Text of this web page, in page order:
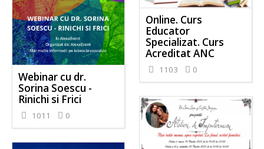
Webinar cu dr.
Sorina Soescu -
Rinichi si Frici
1011 0
Online. Curs
Educator
Specializat. Curs
Acreditat ANC
1103 0